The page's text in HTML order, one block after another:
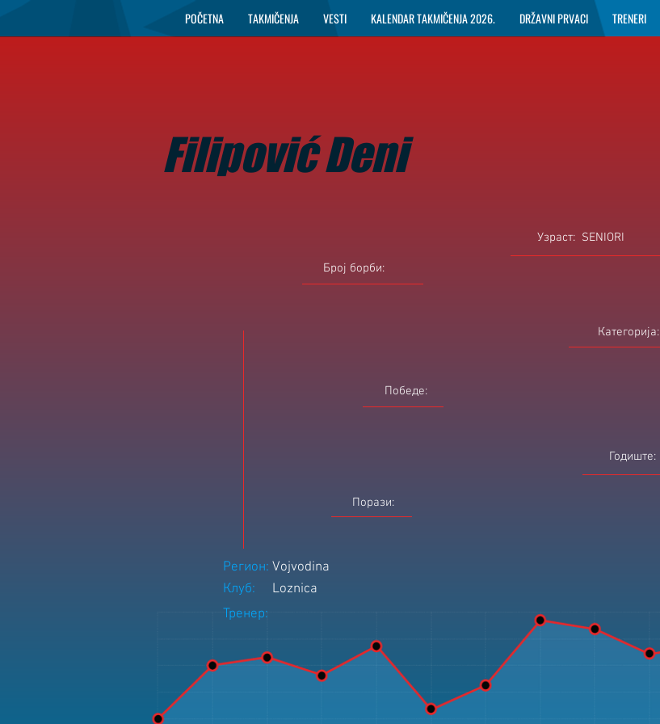
POČETNA TAKMIČENJA VESTI KALENDAR TAKMIČENJA 2026. DRŽAVNI PRVACI TRENERI
Filipović Deni
Број борби:
Узраст:
Категорија:
SENIORI
Победе:
Годиште:
Порази:
Регион: Vojvodina
Клуб:
Loznica
Тренер: